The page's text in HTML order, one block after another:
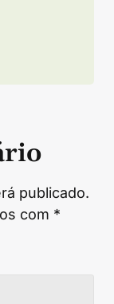
publicado.
com *